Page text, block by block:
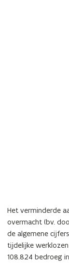
Het verminderde
overmacht (bv.
de algemene
tijdelijke
108.824 bedroeg